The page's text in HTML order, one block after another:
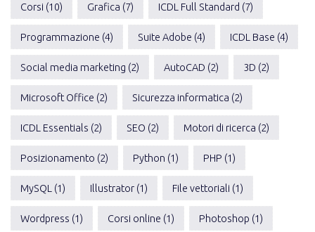
Corsi (10) Grafica (7) ICDL Full Standard (7)
Programmazione (4) Suite Adobe (4) ICDL Base (4)
Social media marketing (2) AutoCAD (2) 3D (2)
Microsoft Office (2) Sicurezza informatica (2)
ICDL Essentials (2) SEO (2) Motori di ricerca (2)
Posizionamento (2) Python (1) PHP (1)
MySQL (1) Illustrator (1) File vettoriali (1)
Wordpress (1) Corsi online (1) Photoshop (1)